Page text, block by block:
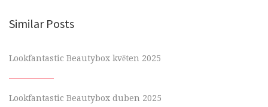
Similar Posts
Lookfantastic Beautybox květen 2025
Lookfantastic Beautybox duben 2025